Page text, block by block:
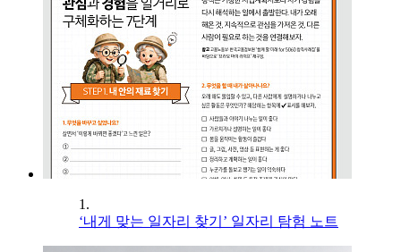
1.
‘내게 맞는 일자리 찾기’ 일자리 탐험 노트